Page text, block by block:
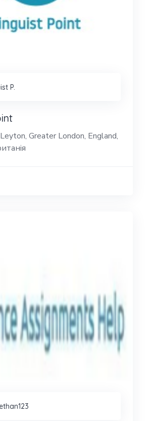
P.
Greater London, England,